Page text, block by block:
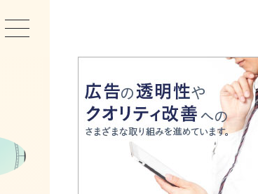
トップ
ユーザーの声